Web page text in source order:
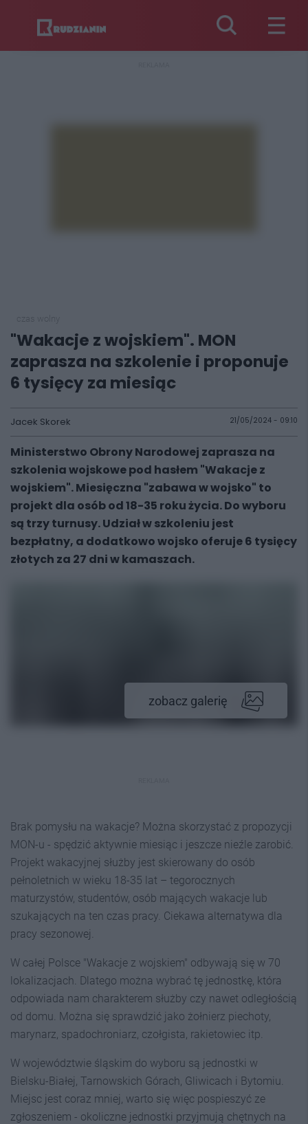
"Wakacje z wojskiem". MON
zaprasza na szkolenie i proponuje
6 tysięcy za miesiąc
Jacek Skorek 21/05/2024 - 09:10
Ministerstwo Obrony Narodowej zaprasza na
szkolenia wojskowe pod hasłem "Wakacje z
wojskiem". Miesięczna "zabawa w wojsko" to
projekt dla osób od 18-35 roku życia. Do wyboru
są trzy turnusy. Udział w szkoleniu jest
bezpłatny, a dodatkowo wojsko oferuje 6 tysięcy
złotych za 27 dni w kamaszach.
zobacz galerię
Brak pomysłu na wakacje? Można skorzystać z propozycji
MON-u - spędzić aktywnie miesiąc i jeszcze nieźle zarobić.
Projekt wakacyjnej służby jest skierowany do osób
pełnoletnich w wieku 18-35 lat – tegorocznych
maturzystów, studentów, osób mających wakacje lub
szukających na ten czas pracy. Ciekawa alternatywa dla
pracy sezonowej.
W całej Polsce "Wakacje z wojskiem" odbywają się w 70
lokalizacjach. Dlatego można wybrać tę jednostkę, która
odpowiada nam charakterem służby czy nawet odległością
od domu. Można się sprawdzić jako żołnierz piechoty,
marynarz, spadochroniarz, czołgista, rakietowiec itp.
W województwie śląskim do wyboru są jednostki w
Bielsku-Białej, Tarnowskich Górach, Gliwicach i Bytomiu.
Miejsc jest coraz mniej, warto się więc pospieszyć ze
zgłoszeniem - okoliczne jednostki przyjmują chętnych na